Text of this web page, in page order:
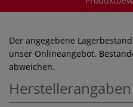
Der angegebene
unser Onlineangebot.
abweichen.
Herstellerangaben